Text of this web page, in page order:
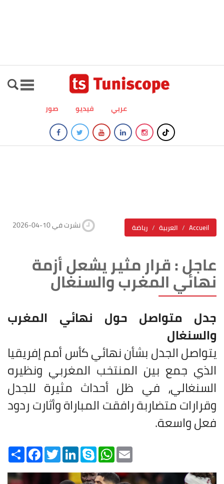
صور فيديو عربي
رياضة العربية Accueil 2026-04-10 نشرت في
عاجل : قرار مثير يشعل أزمة
نهائي المغرب والسنغال
جدل متواصل حول نهائي المغرب
والسنغال
يتواصل الجدل بشأن نهائي كأس أمم إفريقيا
الذي جمع بين المنتخب المغربي ونظيره
السنغالي، في ظل أحداث مثيرة للجدل
وقرارات متضاربة رافقت المباراة وأثارت ردود
فعل واسعة.
Share
FacebookTwitterLinkedInSkype
WhatsAppEmail